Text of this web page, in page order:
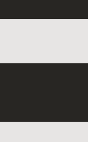
springen